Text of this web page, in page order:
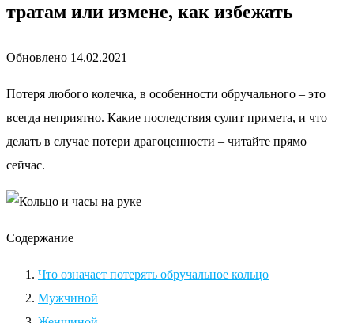
тратам или измене, как избежать
Обновлено 14.02.2021
Потеря любого колечка, в особенности обручального – это
всегда неприятно. Какие последствия сулит примета, и что
делать в случае потери драгоценности – читайте прямо
сейчас.
Содержание
Что означает потерять обручальное кольцо
Мужчиной